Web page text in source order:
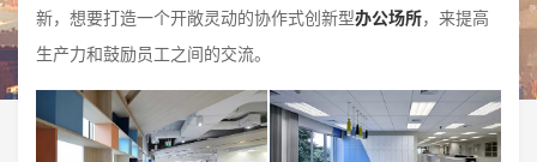
新，想要打造一个开敞灵动的协作式创新型办公场所，来提高
生产力和鼓励员工之间的交流。